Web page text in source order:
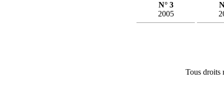
N° 3
2005
Tous droits